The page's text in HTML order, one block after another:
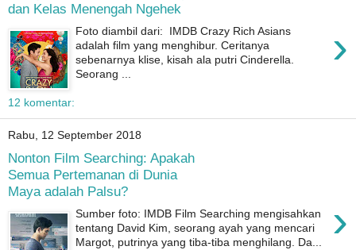
dan Kelas Menengah Ngehek
›
Foto diambil dari: IMDB Crazy Rich Asians
adalah film yang menghibur. Ceritanya
sebenarnya klise, kisah ala putri Cinderella.
Seorang ...
12 komentar:
Rabu, 12 September 2018
Nonton Film Searching: Apakah
Semua Pertemanan di Dunia
Maya adalah Palsu?
›
Sumber foto: IMDB Film Searching mengisahkan
tentang David Kim, seorang ayah yang mencari
Margot, putrinya yang tiba-tiba menghilang. Da...